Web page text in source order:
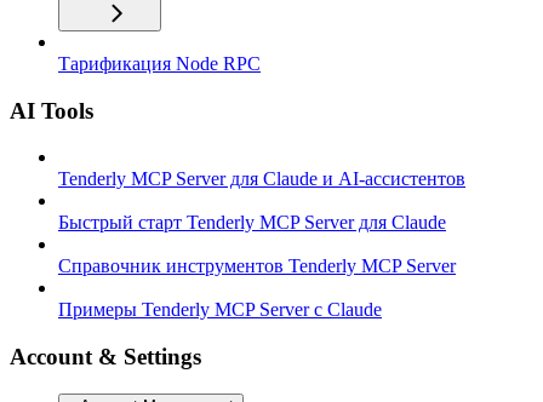
Тарификация Node RPC
AI Tools
Tenderly MCP Server для Claude и AI-ассистентов
Быстрый старт Tenderly MCP Server для Claude
Справочник инструментов Tenderly MCP Server
Примеры Tenderly MCP Server с Claude
Account & Settings